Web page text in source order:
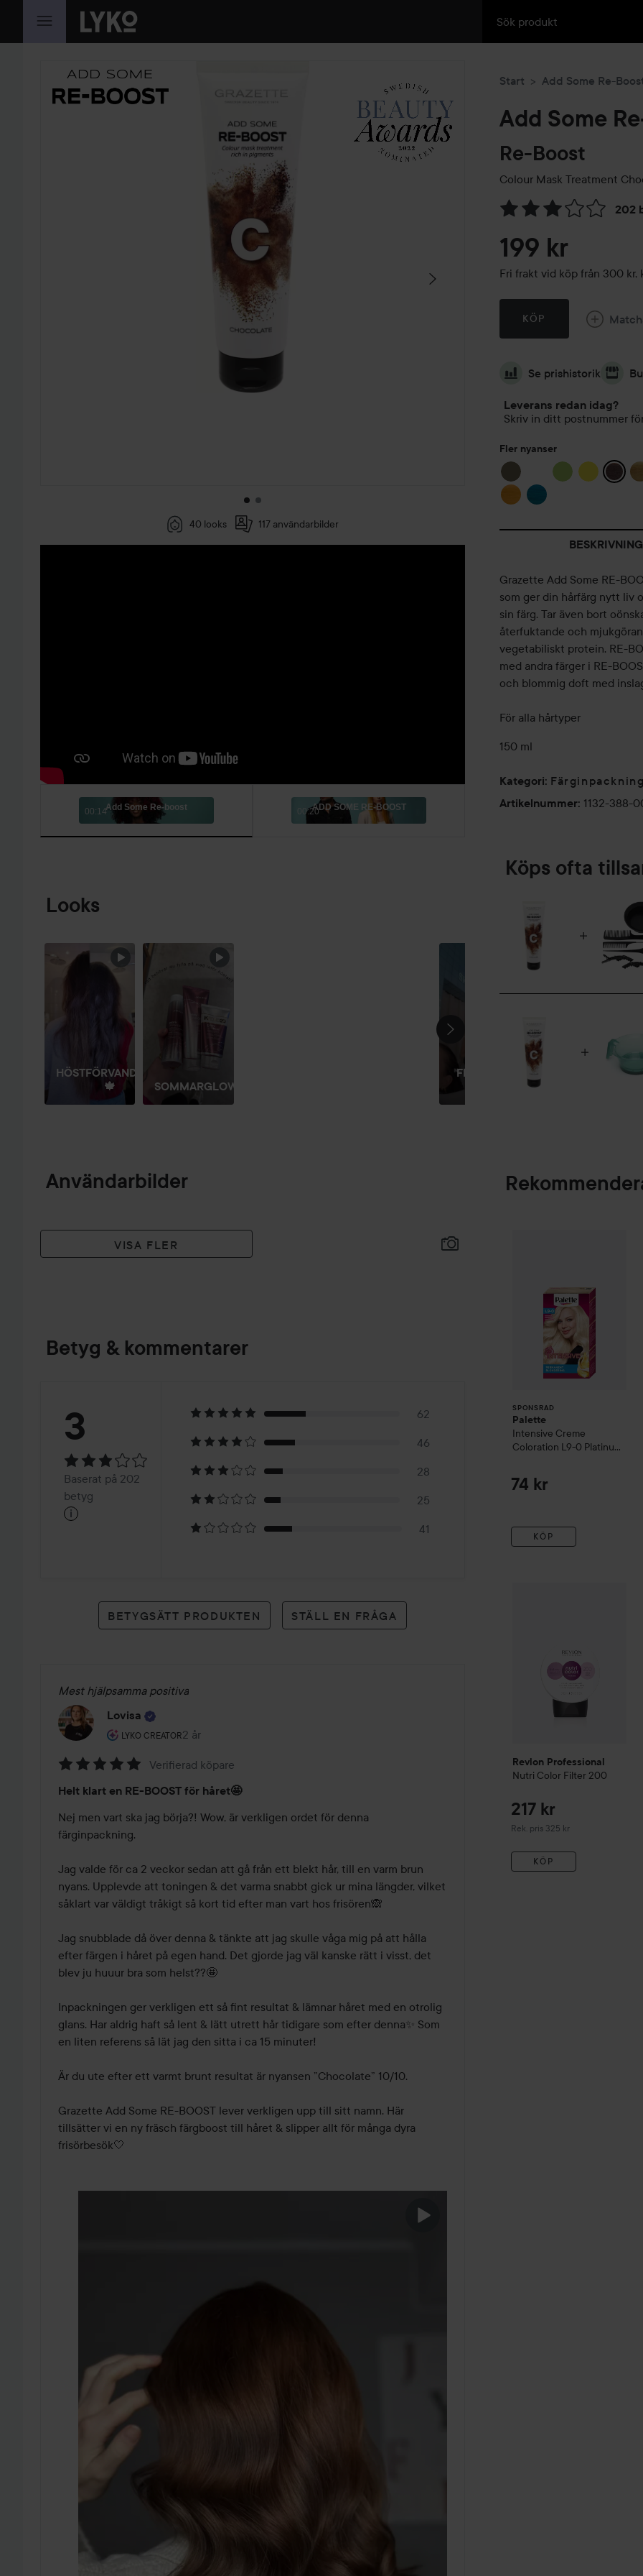
HOPPA TILL INNEHÅLLET
HOPPA ÖVER SEKTIONEN
40 looks 117 användarbilder
Add Some Re-boost
00:14 ADD SOME RE-BOOST
00:20
Looks
HOPPA ÖVER SEKTIONEN
HÖSTFÖRVANDLING
🍁
SOMMARGLOWET
FLAWLESS
HÅR
Användarbilder
VISA FLER
Betyg & kommentarer
Betyg:
3Baserat
på
betyg
3
Baserat på 202
betyg
i
62
46
28
25
41
BETYGSÄTT PRODUKTEN STÄLL EN FRÅGA
Mest hjälpsamma positiva
Lovisa
LYKO CREATOR
Användarens roll: Lyko Creator.
2 år
Inlägget skapades 2 år
5
av
5
Verifierad köpare
Helt klart en RE-BOOST för håret🤩
Nej men vart ska jag börja?! Wow, är verkligen ordet för denna
färginpackning.
Jag valde för ca 2 veckor sedan att gå från ett blekt hår, till en varm brun
nyans. Upplevde att toningen & det varma snabbt gick ur mina längder, vilket
såklart var väldigt tråkigt så kort tid efter man vart hos frisören🙈
Jag snubblade då över denna & tänkte att jag skulle våga mig på att hålla
efter färgen i håret på egen hand. Det gjorde jag väl kanske rätt i visst, det
blev ju huuur bra som helst??🤩
Inpackningen ger verkligen ett så fint resultat & lämnar håret med en otrolig
glans. Har aldrig haft så lent & lätt utrett hår tidigare som efter denna✨ Som
en liten referens så lät jag den sitta i ca 15 minuter!
Är du ute efter ett varmt brunt resultat är nyansen ”Chocolate” 10/10.
Grazette Add Some RE-BOOST lever verkligen upp till sitt namn. Här
tillsätter vi en ny fräsch färgboost till håret & slipper allt för många dyra
frisörbesök🤍
Start Add Some Re-
Add Some
Re-Boost
Colour Mask Treatment
202
Hoppa till Betyg &
199 kr
Fri frakt vid köp från 300 kr,
KÖP
Se prishistorik
Leverans redan idag?
Skriv in ditt postnummer
Fler nyanser
BESKRIVNING
Grazette Add Some RE-
som ger din hårfärg nytt liv
sin färg. Tar även bort
återfuktande och
vegetabiliskt protein. RE-
med andra färger i RE-
och blommig doft med
För alla hårtyper
150 ml
Kategori:
Artikelnummer: 1132-388-
Köps ofta
SPONSRAD
Palette
Intensive Creme
Coloration L9-0 Platinum
74 kr
KÖP
Revlon Professional
Nutri Color Filter 200
217 kr
Rek. pris 325 kr
Rekommenderat pris 325 kr
KÖP